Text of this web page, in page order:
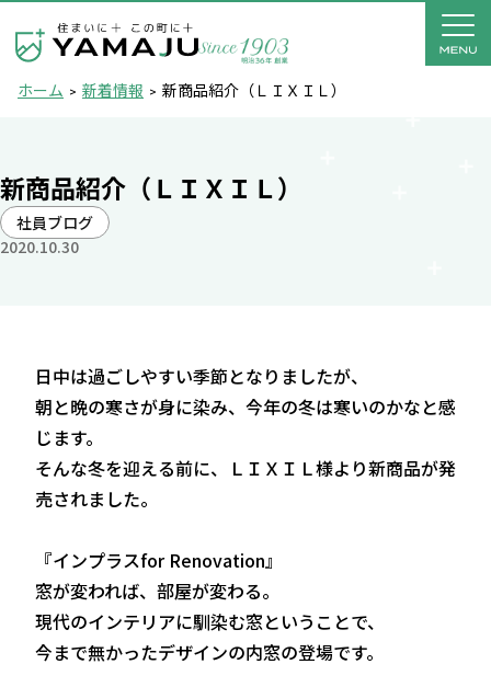
ホーム 新着情報 新商品紹介（ＬＩＸＩＬ）
新商品紹介（ＬＩＸＩＬ）
社員ブログ
2020.10.30
日中は過ごしやすい季節となりましたが、
朝と晩の寒さが身に染み、今年の冬は寒いのかなと感
じます。
そんな冬を迎える前に、ＬＩＸＩＬ様より新商品が発
売されました。
『インプラスfor Renovation』
窓が変われば、部屋が変わる。
現代のインテリアに馴染む窓ということで、
今まで無かったデザインの内窓の登場です。